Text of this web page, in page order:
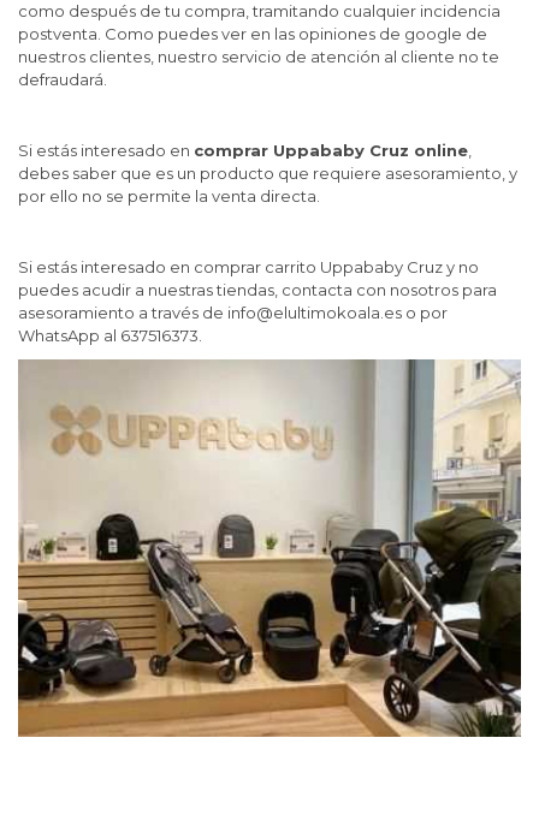
como después de tu compra, tramitando cualquier incidencia
postventa. Como puedes ver en las opiniones de google de
nuestros clientes, nuestro servicio de atención al cliente no te
defraudará.
Si estás interesado en comprar Uppababy Cruz online
debes saber que es un producto que requiere asesoramiento, y
por ello no se permite la venta directa.
Si estás interesado en comprar carrito Uppababy Cruz y no
puedes acudir a nuestras tiendas, contacta con nosotros para
asesoramiento a través de info@elultimokoala.es o por
WhatsApp al 637516373